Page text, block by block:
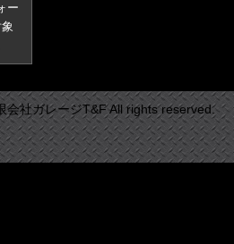
ー
社ガレージT&F All rights reserved.